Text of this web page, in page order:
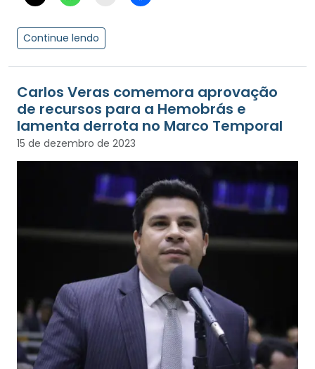
Continue lendo
Carlos Veras comemora aprovação
de recursos para a Hemobrás e
lamenta derrota no Marco Temporal
15 de dezembro de 2023